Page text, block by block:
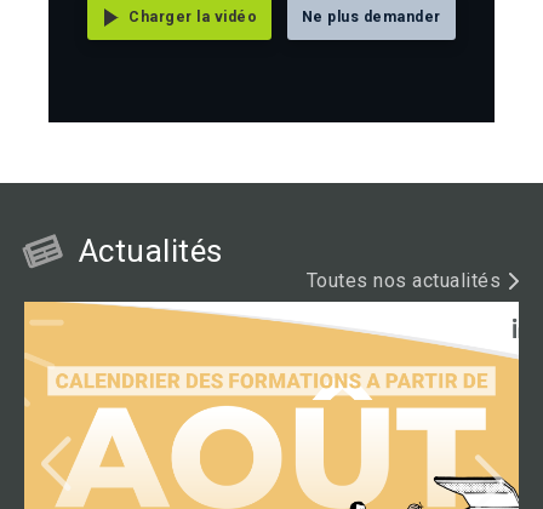
Charger la vidéo Ne plus demander
Actualités
Toutes nos actualités